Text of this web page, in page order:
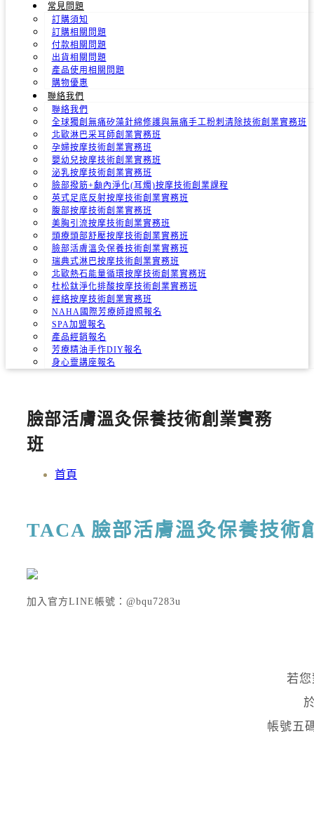
常見問題
訂購須知
訂購相關問題
付款相關問題
出貨相關問題
產品使用相關問題
購物優惠
聯絡我們
聯絡我們
全球獨創無痛矽藻針綿修護與無痛手工粉刺清除技術創業實務班
北歐淋巴采耳師創業實務班
孕婦按摩技術創業實務班
嬰幼兒按摩技術創業實務班
泌乳按摩技術創業實務班
臉部撥筋+顱內淨化(耳燭)按摩技術創業課程
英式足底反射按摩技術創業實務班
腹部按摩技術創業實務班
美胸引流按摩技術創業實務班
頭療頭部舒壓按摩技術創業實務班
臉部活膚溫灸保養技術創業實務班
瑞典式淋巴按摩技術創業實務班
北歐熱石能量循環按摩技術創業實務班
杜松鈦淨化排酸按摩技術創業實務班
經絡按摩技術創業實務班
NAHA國際芳療師證照報名
SPA加盟報名
產品經銷報名
芳療精油手作DIY報名
身心靈講座報名
臉部活膚溫灸保養技術創業實務
班
首頁
TACA 臉部活膚溫灸保養技術
加入官方LINE帳號：@bqu7283u
若
帳號五